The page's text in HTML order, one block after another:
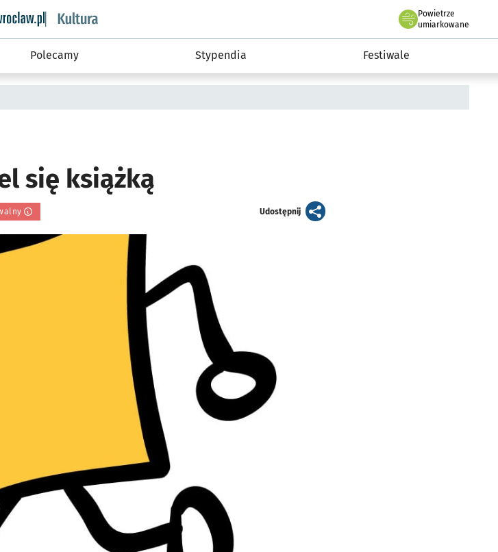
informacyjny wroclaw.pl podserwis: Kultura
Powietrze
we Wrocławiu
umiarkowane
Polecamy Stypendia Festiwale
się książką
Udostępnijartykuł